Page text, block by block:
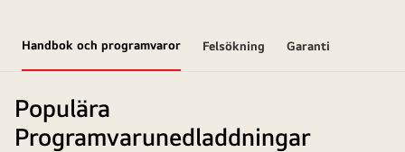
Handbok och programvaror Felsökning Garanti
Populära
Programvarunedladdningar